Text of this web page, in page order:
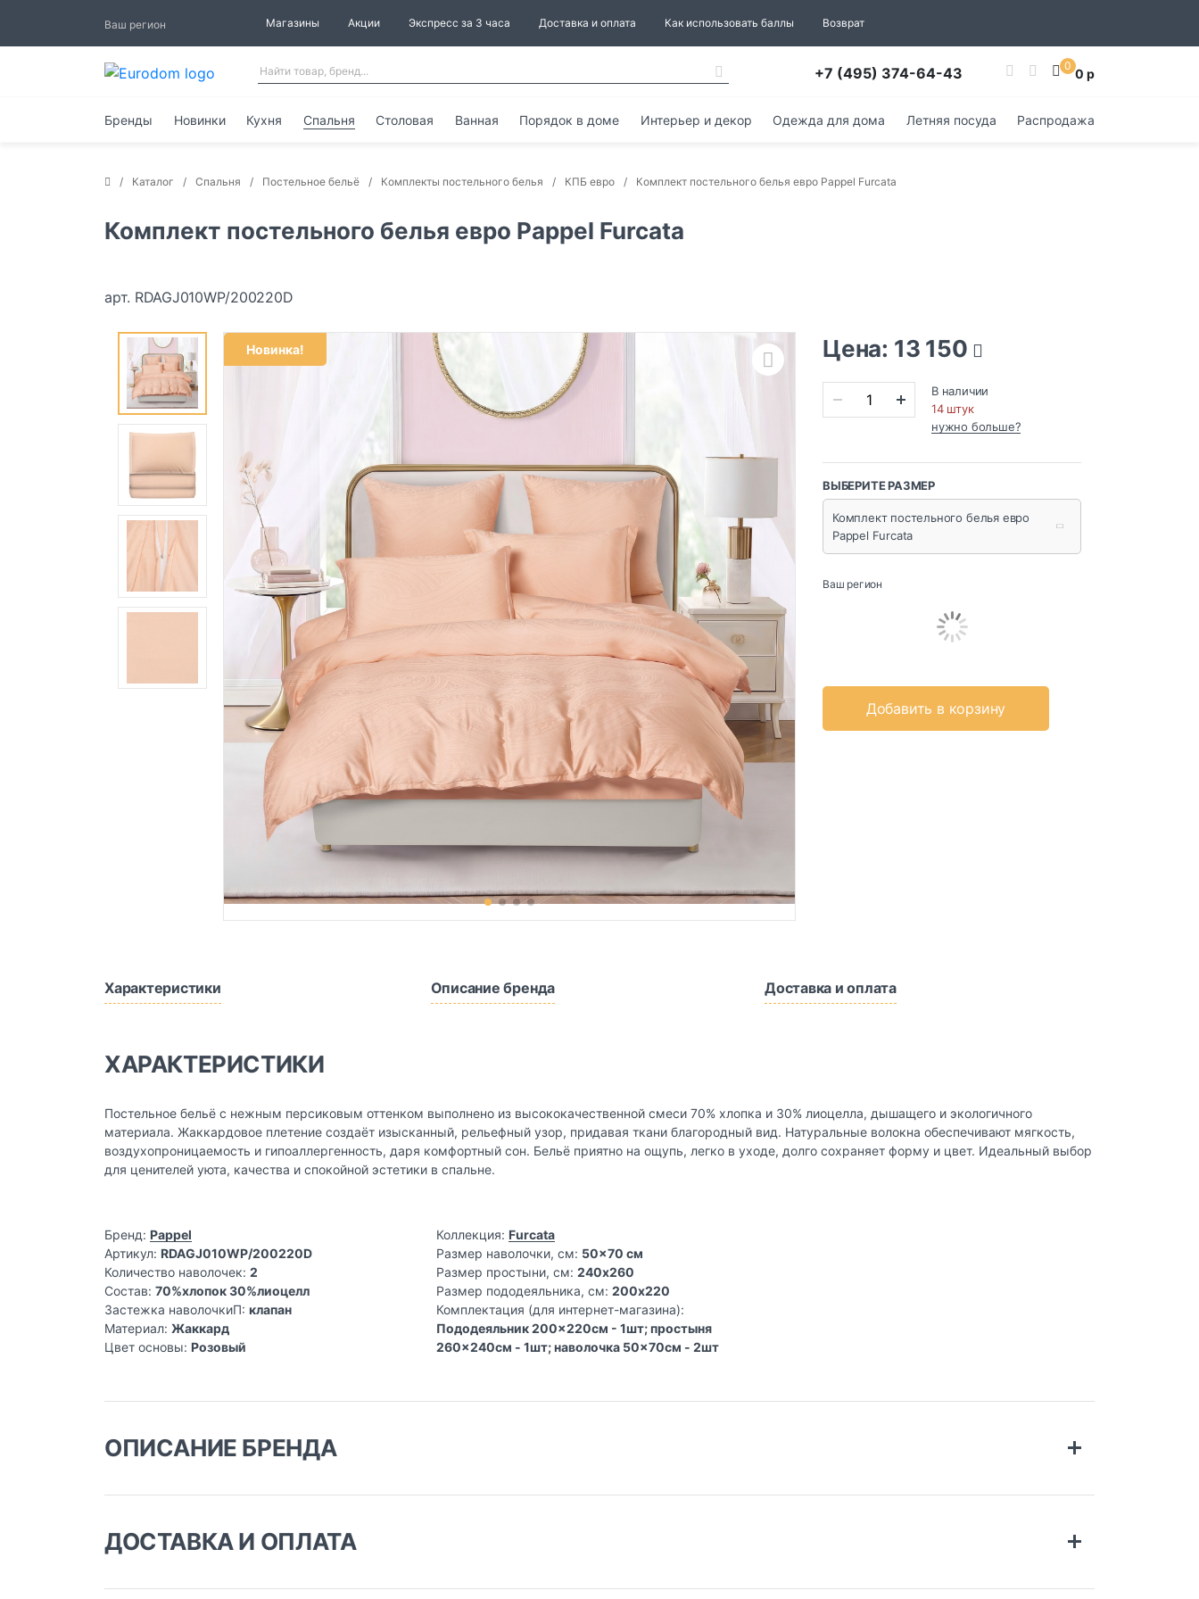
Ваш регион Магазины Акции Экспресс за 3 часа Доставка и оплата Как использовать баллы Возврат
+7 (495) 374-64-43 0 0 р
Бренды Новинки Кухня Спальня Столовая Ванная Порядок в доме Интерьер и декор Одежда для дома Летняя посуда Распродажа
Каталог Спальня Постельное бельё Комплекты постельного белья КПБ евро Комплект постельного белья евро Pappel Furcata
Комплект постельного белья евро Pappel Furcata
арт. RDAGJ010WP/200220D
Новинка! Цена: 13 150
В наличии
14 штук
нужно больше?
ВЫБЕРИТЕ РАЗМЕР
Комплект постельного белья евро
Pappel Furcata
Ваш регион
Добавить в корзину
Характеристики Описание бренда Доставка и оплата
ХАРАКТЕРИСТИКИ
Постельное бельё с нежным персиковым оттенком выполнено из высококачественной смеси 70% хлопка и 30% лиоцелла, дышащего и экологичного
материала. Жаккардовое плетение создаёт изысканный, рельефный узор, придавая ткани благородный вид. Натуральные волокна обеспечивают мягкость,
воздухопроницаемость и гипоаллергенность, даря комфортный сон. Бельё приятно на ощупь, легко в уходе, долго сохраняет форму и цвет. Идеальный выбор
для ценителей уюта, качества и спокойной эстетики в спальне.
Бренд: Pappel
Артикул: RDAGJ010WP/200220D
Количество наволочек: 2
Состав: 70%хлопок 30%лиоцелл
Застежка наволочкиП: клапан
Материал: Жаккард
Цвет основы: Розовый
Коллекция: Furcata
Размер наволочки, см: 50x70 см
Размер простыни, см: 240х260
Размер пододеяльника, см: 200х220
Комплектация (для интернет-магазина):
Пододеяльник 200x220см - 1шт; простыня
260x240см - 1шт; наволочка 50x70см - 2шт
ОПИСАНИЕ БРЕНДА
ДОСТАВКА И ОПЛАТА